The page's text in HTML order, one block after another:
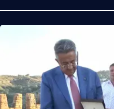
Ambiente
Cronaca